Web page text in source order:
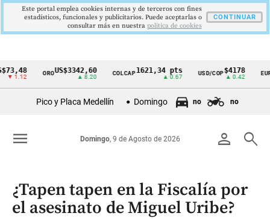
Cintillo
Colombia
ORO US$3342,60
▲ 8.20
COLCAP1621,34 pts USD/COP$4178
▲ 0.42
EUR/COP
Pico y Placa Medellín Domingo no no
person search
Domingo, 9 de Agosto de 2026
menu
¿Tapen tapen en la Fiscalía por
el asesinato de Miguel Uribe?
Este portal emplea cookies internas y de terceros con fines
estadísticos, funcionales y publicitarios. Puede aceptarlas o
consultar más en nuestra politica de cookies
CONTINUAR